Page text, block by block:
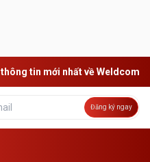
thông tin mới nhất về Weldcom
Đăng ký ngay